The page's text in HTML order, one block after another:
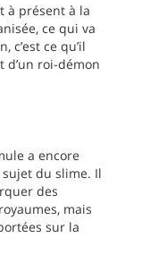
à présent à la
ce qui va
ce qu’il
d’un roi-démon
a encore
du slime. Il
des
mais
sur la